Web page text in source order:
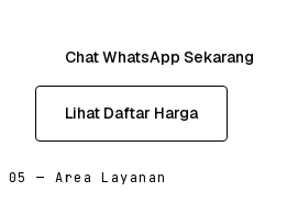
Chat WhatsApp Sekarang
Lihat Daftar Harga
05 — Area Layanan